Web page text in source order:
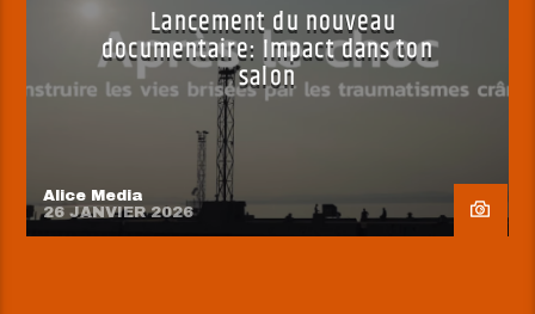
Lancement du nouveau
documentaire: Impact dans ton
salon
Alice Media
26 JANVIER 2026